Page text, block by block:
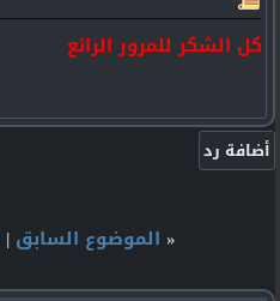
كل الشكر للمرور الرائع
« الموضوع السابق |